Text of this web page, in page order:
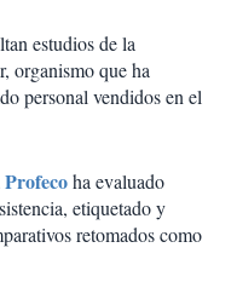
estudios de la
organismo que ha
personal vendidos en el
Profecoha evaluado
etiquetado y
retomados como